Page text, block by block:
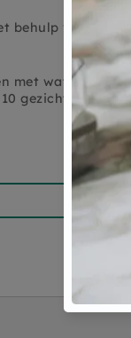
behulp van het
met water en
gezichten te